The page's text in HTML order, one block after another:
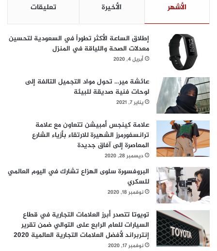
ل
ت
ك
ي
ي
ف
و
ت
ر
ي
د
الأشهر الأخيرة تعليقات
إطلاق الساعة الأكثر تطوراً في السعودية لتحسين
معدلات الصحة واللياقة في المنزل
أبريل 4, 2020
عائشة مير… تحول مواد التجميل التالفة إلى
لوحات فنية صديقة للبيئة
يناير 7, 2021
علامة كينجس أمبيشن تتعاون مع علامة
ترانسفورمرز الشهيرة للارتقاء بأزياء الشارع
المعاصرة إلى آفاق جديدة
ديسمبر 28, 2020
البروفسورة سلوى الهزاع تشارك في اليوم العالمي
للسكري
نوفمبر 18, 2020
تويوتا تتصدر أبرز العلامات التجارية في قطاع
السيارات للعام الرابع على التوالي ضمن تقرير
إنتربراند لأفضل العلامات التجارية العالمية 2020
نوفمبر 17, 2020